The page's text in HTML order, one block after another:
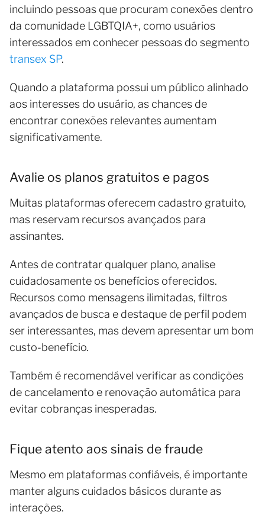
incluindo pessoas que procuram conexões dentro
da comunidade LGBTQIA+, como usuários
interessados em conhecer pessoas do segmento
transex SP.
Quando a plataforma possui um público alinhado
aos interesses do usuário, as chances de
encontrar conexões relevantes aumentam
significativamente.
Avalie os planos gratuitos e pagos
Muitas plataformas oferecem cadastro gratuito,
mas reservam recursos avançados para
assinantes.
Antes de contratar qualquer plano, analise
cuidadosamente os benefícios oferecidos.
Recursos como mensagens ilimitadas, filtros
avançados de busca e destaque de perfil podem
ser interessantes, mas devem apresentar um bom
custo-benefício.
Também é recomendável verificar as condições
de cancelamento e renovação automática para
evitar cobranças inesperadas.
Fique atento aos sinais de fraude
Mesmo em plataformas confiáveis, é importante
manter alguns cuidados básicos durante as
interações.